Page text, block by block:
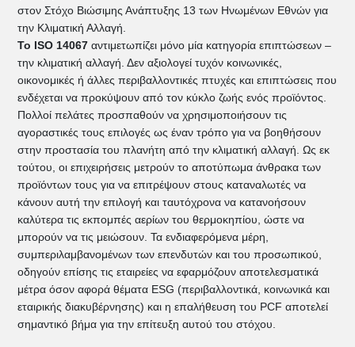
στον Στόχο Βιώσιμης Ανάπτυξης 13 των Ηνωμένων Εθνών για
την Κλιματική Αλλαγή.
Το ISO 14067 αντιμετωπίζει μόνο μία κατηγορία επιπτώσεων –
την κλιματική αλλαγή. Δεν αξιολογεί τυχόν κοινωνικές,
οικονομικές ή άλλες περιβαλλοντικές πτυχές και επιπτώσεις που
ενδέχεται να προκύψουν από τον κύκλο ζωής ενός προϊόντος.
Πολλοί πελάτες προσπαθούν να χρησιμοποιήσουν τις
αγοραστικές τους επιλογές ως έναν τρόπο για να βοηθήσουν
στην προστασία του πλανήτη από την κλιματική αλλαγή. Ως εκ
τούτου, οι επιχειρήσεις μετρούν το αποτύπωμα άνθρακα των
προϊόντων τους για να επιτρέψουν στους καταναλωτές να
κάνουν αυτή την επιλογή και ταυτόχρονα να κατανοήσουν
καλύτερα τις εκπομπές αερίων του θερμοκηπίου, ώστε να
μπορούν να τις μειώσουν. Τα ενδιαφερόμενα μέρη,
συμπεριλαμβανομένων των επενδυτών και του προσωπικού,
οδηγούν επίσης τις εταιρείες να εφαρμόζουν αποτελεσματικά
μέτρα όσον αφορά θέματα ESG (περιβαλλοντικά, κοινωνικά και
εταιρικής διακυβέρνησης) και η επαλήθευση του PCF αποτελεί
σημαντικό βήμα για την επίτευξη αυτού του στόχου.